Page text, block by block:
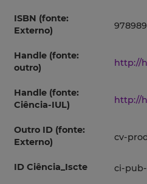
ISBN (fonte:
Externo)
Handle (fonte:
outro)
http://
Handle (fonte:
Ciência-IUL)
http://
Outro ID (fonte:
Externo)
cv-
ID Ciência_Iscte ci-